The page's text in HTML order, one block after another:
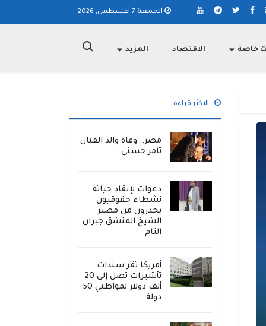
الجمعة 7 أغسطس, 2026
خاصة الاقتصاد المزيد
الاكثر قراءة
مصر.. وفاة والد الفنان
تامر حسني
دعوات لإنقاذ حياته..
نشطاء حقوقيون
يحذرون من مصير
الشيخ المنشق جبران
التام
أمريكا تقر سندات
تأشيرات تصل إلى 20
ألف دولار لمواطني 50
دولة